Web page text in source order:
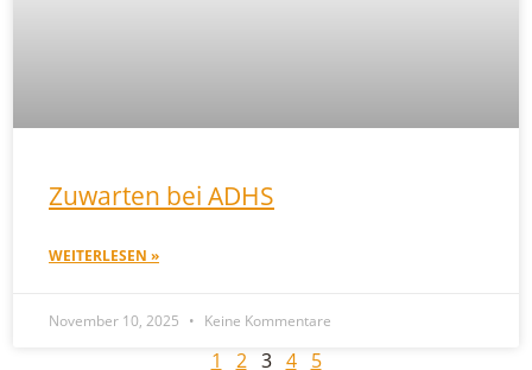
Zuwarten bei ADHS
WEITERLESEN »
November 10, 2025 Keine Kommentare
1 2 3 4 5